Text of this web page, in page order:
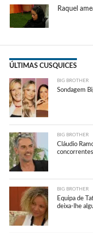
Raquel
ÚLTIMAS CUSQUICES
BIG BROTHER
Sondagem
BIG BROTHER
Cláudio
BIG BROTHER
Equipa de
deixa-lhe